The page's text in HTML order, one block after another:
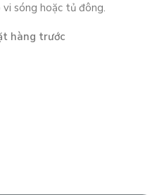
sóng hoặc tủ đông.
hàng trước